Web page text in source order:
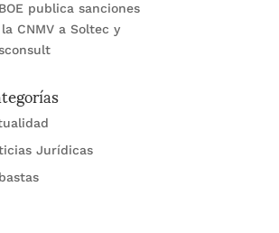
publica sanciones
CNMV a Soltec y
Jurídicas